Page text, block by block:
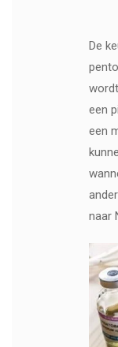
De
een
een
naar